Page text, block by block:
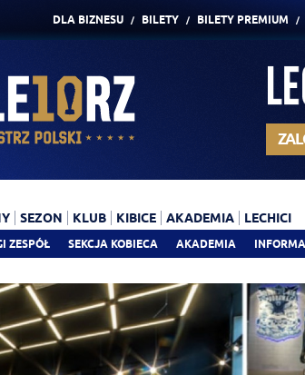
DLA BIZNESU BILETY BILETY PREMIUM
ZESPÓŁ SEKCJA KOBIECA AKADEMIA
SEZON KLUB KIBICE AKADEMIA LECHICI